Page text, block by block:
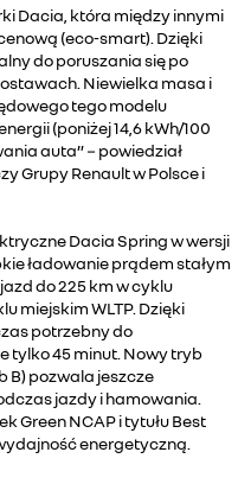
Dacia, która między innymi
(eco-smart). Dzięki
do poruszania się po
Niewielka masa i
tego modelu
(poniżej 14,6 kWh/100
auta” − powiedział
Grupy Renault w Polsce i
Dacia Spring w wersji
ładowanie prądem stałym
do 225 km w cyklu
miejskim WLTP. Dzięki
potrzebny do
tylko 45 minut. Nowy tryb
B) pozwala jeszcze
jazdy i hamowania.
Green NCAP i tytułu Best
energetyczną.